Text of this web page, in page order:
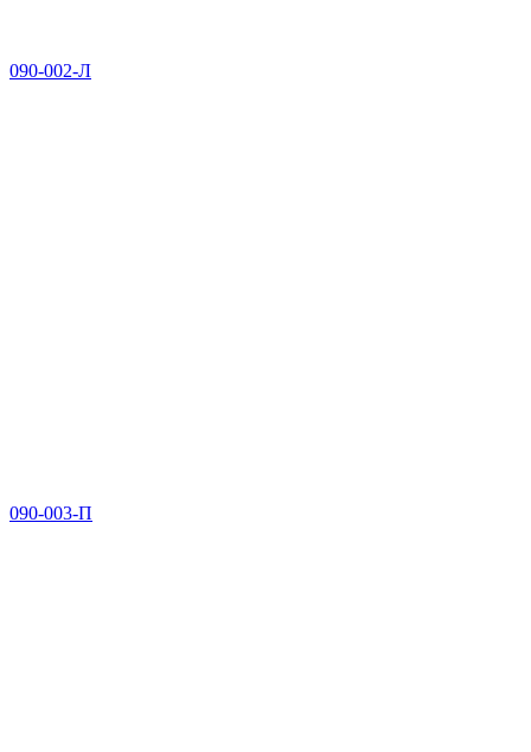
090-002-Л
090-003-П